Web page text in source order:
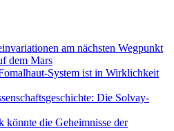
am nächsten Wegpunkt
dem Mars
System ist in Wirklichkeit
Die Solvay-
könnte die Geheimnisse der